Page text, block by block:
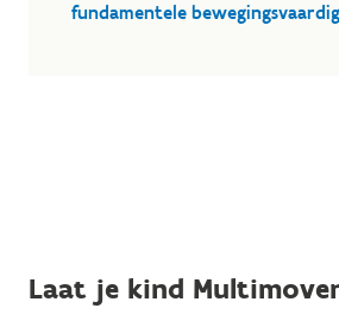
fundamentele
Laat je kind